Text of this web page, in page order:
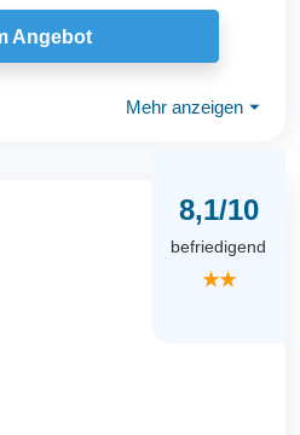
Angebot
Mehr anzeigen ⏷
8,1/10
befriedigend
★★